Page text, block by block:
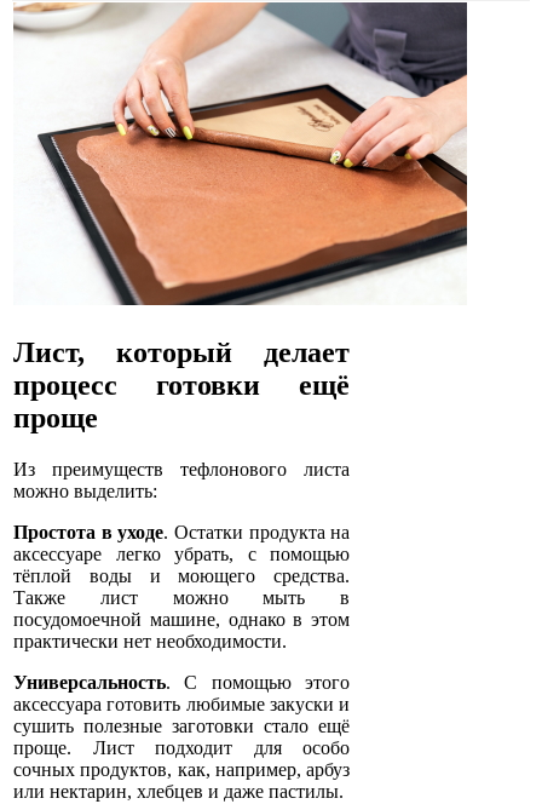
Лист, который делает
процесс готовки ещё
проще
Из преимуществ тефлонового листа
можно выделить:
Простота в уходе. Остатки продукта на
аксессуаре легко убрать, с помощью
тёплой воды и моющего средства.
Также лист можно мыть в
посудомоечной машине, однако в этом
практически нет необходимости.
Универсальность. С помощью этого
аксессуара готовить любимые закуски и
сушить полезные заготовки стало ещё
проще. Лист подходит для особо
сочных продуктов, как, например, арбуз
или нектарин, хлебцев и даже пастилы.